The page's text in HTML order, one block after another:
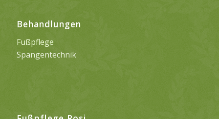
Behandlungen
Fußpflege
Spangentechnik